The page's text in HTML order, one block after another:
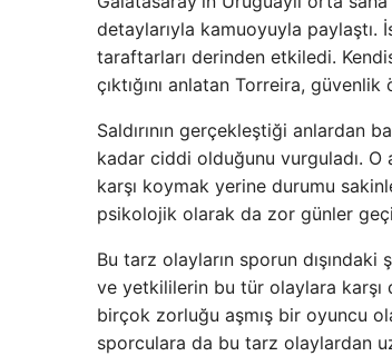
detaylarıyla kamuoyuyla paylaştı.
taraftarları derinden etkiledi.
çıktığını anlatan Torreira,
Saldırının gerçekleştiği anlardan
kadar ciddi olduğunu vurguladı. O
karşı koymak yerine durumu
psikolojik olarak da zor günler
Bu tarz olayların sporun dışındaki
ve yetkililerin bu tür olaylara karşı
birçok zorluğu aşmış bir oyuncu
sporculara da bu tarz olaylardan